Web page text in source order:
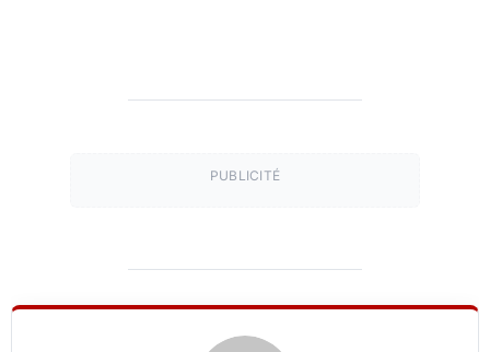
PUBLICITÉ